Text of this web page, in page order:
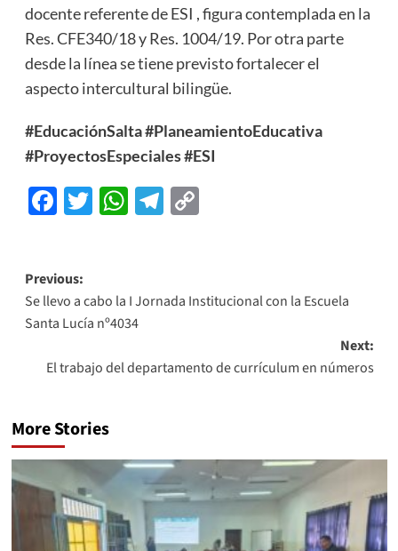
docente referente de ESI , figura contemplada en la
Res. CFE340/18 y Res. 1004/19. Por otra parte
desde la línea se tiene previsto fortalecer el
aspecto intercultural bilingüe.
#EducaciónSalta #PlaneamientoEducativa
#ProyectosEspeciales #ESI
Facebook
Twitter
WhatsApp
Telegram
Copy
Previous:
Se llevo a cabo la I Jornada Institucional con la Escuela
Santa Lucía nº4034
Next:
El trabajo del departamento de currículum en números
More Stories